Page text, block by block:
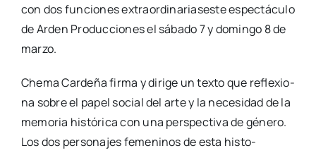
con dos fun­cio­nes extra­or­di­na­ria­ses­te espec­tácu­lo
de Arden Pro­duc­cio­nes el sába­do 7 y domin­go 8 de
mar­zo.
Che­ma Car­de­ña fir­ma y diri­ge un tex­to que refle­xio­
na sobre el papel social del arte y la nece­si­dad de la
memo­ria his­tó­ri­ca con una pers­pec­ti­va de géne­ro.
Los dos per­so­na­jes feme­ni­nos de esta his­to­